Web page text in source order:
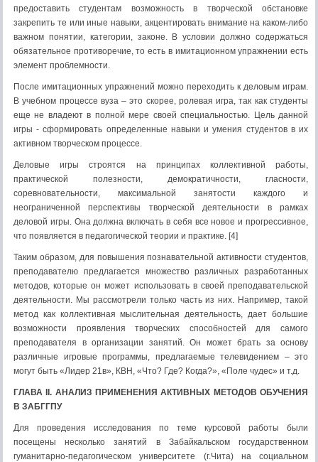
предоставить студентам возможность в творческой обстановке
закрепить те или иные навыки, акцентировать внимание на каком-либо
важном понятии, категории, законе. В условии должно содержаться
обязательное противоречие, то есть в имитационном упражнении есть
элемент проблемности.
После имитационных упражнений можно переходить к деловым играм.
В учебном процессе вуза – это скорее, ролевая игра, так как студенты
еще не владеют в полной мере своей специальностью. Цель данной
игры - сформировать определенные навыки и умения студентов в их
активном творческом процессе.
Деловые игры строятся на принципах коллективной работы,
практической полезности, демократичности, гласности,
соревновательности, максимальной занятости каждого и
неограниченной перспективы творческой деятельности в рамках
деловой игры. Она должна включать в себя все новое и прогрессивное,
что появляется в педагогической теории и практике. [4]
Таким образом, для повышения познавательной активности студентов,
преподавателю предлагается множество различных разработанных
методов, которые он может использовать в своей преподавательской
деятельности. Мы рассмотрели только часть из них. Например, такой
метод как коллективная мыслительная деятельность, дает большие
возможности проявления творческих способностей для самого
преподавателя в организации занятий. Он может брать за основу
различные игровые программы, предлагаемые телевидением – это
могут быть «Лидер 21в», КВН, «Что? Где? Когда?», «Поле чудес» и т.д.
ГЛАВА II. АНАЛИЗ ПРИМЕНЕНИЯ АКТИВНЫХ МЕТОДОВ ОБУЧЕНИЯ
В ЗАБГГПУ
Для проведения исследования по теме курсовой работы были
посещены несколько занятий в Забайкальском государственном
гуманитарно-педагогическом университете (г.Чита) на социальном